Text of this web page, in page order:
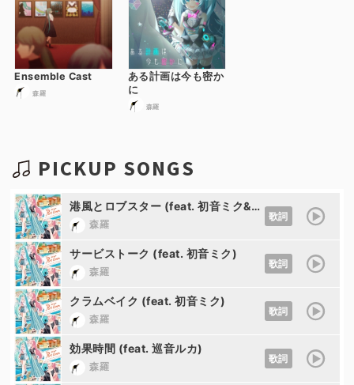
Ensemble Cast
森羅
ある計画は今も密か
に
森羅
PICKUP SONGS
港風とロブスター (feat. 初音ミク&巡音ルカ)
森羅
歌詞
サービストーク (feat. 初音ミク)
森羅
歌詞
クラムベイク (feat. 初音ミク)
森羅
歌詞
効果時間 (feat. 巡音ルカ)
森羅
歌詞